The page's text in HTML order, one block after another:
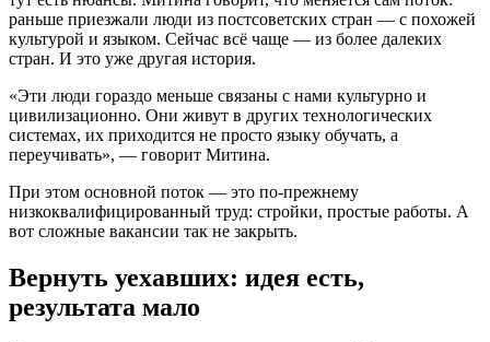
раньше приезжали люди из постсоветских стран — с похожей
культурой и языком. Сейчас всё чаще — из более далеких
стран. И это уже другая история.
«Эти люди гораздо меньше связаны с нами культурно и
цивилизационно. Они живут в других технологических
системах, их приходится не просто языку обучать, а
переучивать», — говорит Митина.
При этом основной поток — это по-прежнему
низкоквалифицированный труд: стройки, простые работы. А
вот сложные вакансии так не закрыть.
Вернуть уехавших: идея есть,
результата мало